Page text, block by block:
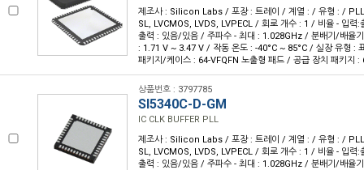
제조사 : Silicon Labs / 포장 : 트레이 / 계열 : / 유형 : /
SL, LVCMOS, LVDS, LVPECL / 회로 개수 : 1 / 비율 - 입력:
출력 : 있음/있음 / 주파수 - 최대 : 1.028GHz / 분배기/배율
: 1.71 V ~ 3.47 V / 작동 온도 : -40°C ~ 85°C / 실장 유형 :
패키지/케이스 : 64-VFQFN 노출형 패드 / 공급 장치 패키지 :
상품번호 : 3797785
SI5340C-D-GM
IC CLK BUFFER PLL
제조사 : Silicon Labs / 포장 : 트레이 / 계열 : / 유형 : /
SL, LVCMOS, LVDS, LVPECL / 회로 개수 : 1 / 비율 - 입력:
출력 : 있음/있음 / 주파수 - 최대 : 1.028GHz / 분배기/배율